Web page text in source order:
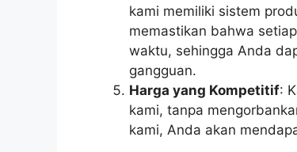
kami memiliki sistem
memastikan bahwa
waktu, sehingga Anda
gangguan.
Harga yang Kompetitif:
kami, tanpa
kami, Anda akan